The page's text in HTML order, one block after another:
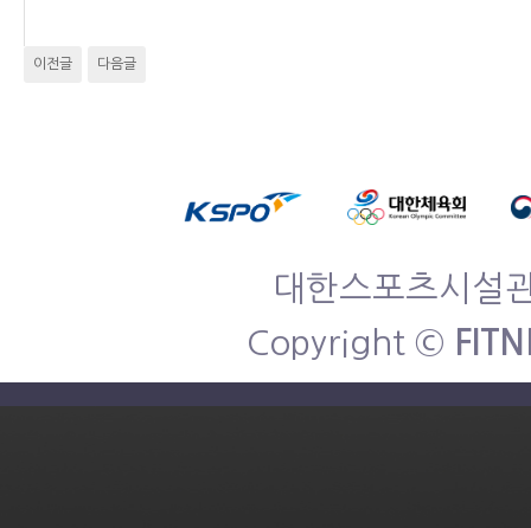
이전글 다음글
대한스포츠시설
Copyright ©